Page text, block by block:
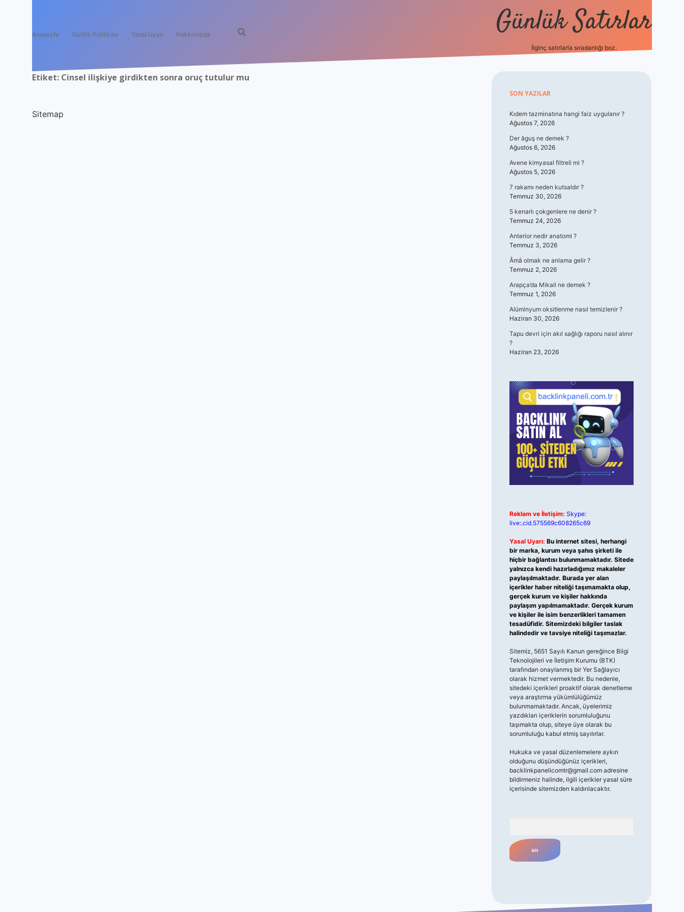
Anasayfa Gizlilik Politikası Yasal Uyarı Hakkımızda Günlük Satırlar
İlginç satırlarla sıradanlığı boz.
Etiket: Cinsel ilişkiye girdikten sonra oruç tutulur mu
Sitemap
Sidebar
SON YAZILAR
Kıdem tazminatına hangi faiz uygulanır ?
Ağustos 7, 2026
Der âguş ne demek ?
Ağustos 6, 2026
Avene kimyasal filtreli mi ?
Ağustos 5, 2026
7 rakamı neden kutsaldır ?
Temmuz 30, 2026
5 kenarlı çokgenlere ne denir ?
Temmuz 24, 2026
Anterior nedir anatomi ?
Temmuz 3, 2026
Âmâ olmak ne anlama gelir ?
Temmuz 2, 2026
Arapça’da Mikail ne demek ?
Temmuz 1, 2026
Alüminyum oksitlenme nasıl temizlenir ?
Haziran 30, 2026
Tapu devri için akıl sağlığı raporu nasıl alınır
?
Haziran 23, 2026
Reklam ve İletişim: Skype:
live:.cid.575569c608265c69
Yasal Uyarı: Bu internet sitesi, herhangi
bir marka, kurum veya şahıs şirketi ile
hiçbir bağlantısı bulunmamaktadır. Sitede
yalnızca kendi hazırladığımız makaleler
paylaşılmaktadır. Burada yer alan
içerikler haber niteliği taşımamakta olup,
gerçek kurum ve kişiler hakkında
paylaşım yapılmamaktadır. Gerçek kurum
ve kişiler ile isim benzerlikleri tamamen
tesadüfidir. Sitemizdeki bilgiler taslak
halindedir ve tavsiye niteliği taşımazlar.
Sitemiz, 5651 Sayılı Kanun gereğince Bilgi
Teknolojileri ve İletişim Kurumu (BTK)
tarafından onaylanmış bir Yer Sağlayıcı
olarak hizmet vermektedir. Bu nedenle,
sitedeki içerikleri proaktif olarak denetleme
veya araştırma yükümlülüğümüz
bulunmamaktadır. Ancak, üyelerimiz
yazdıkları içeriklerin sorumluluğunu
taşımakta olup, siteye üye olarak bu
sorumluluğu kabul etmiş sayılırlar.
Hukuka ve yasal düzenlemelere aykırı
olduğunu düşündüğünüz içerikleri,
backlinkpanelicomtr@gmail.comadresine
bildirmeniz halinde, ilgili içerikler yasal süre
içerisinde sitemizden kaldırılacaktır.